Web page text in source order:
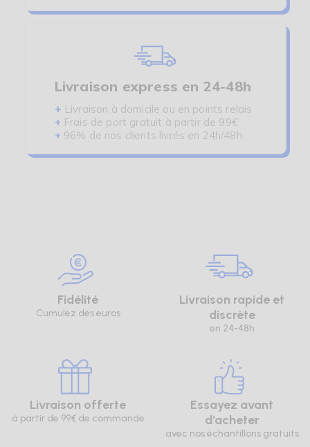
Livraison express en 24-48h
+ Livraison à domicile ou en points relais
+ Frais de port gratuit à partir de 99€
+ 96% de nos clients livrés en 24h/48h
Fidélité
Cumulez des euros
Livraison rapide et
discrète
en 24-48h
Livraison offerte
à partir de 99€ de commande
Essayez avant
d'acheter
avec nos échantillons gratuits